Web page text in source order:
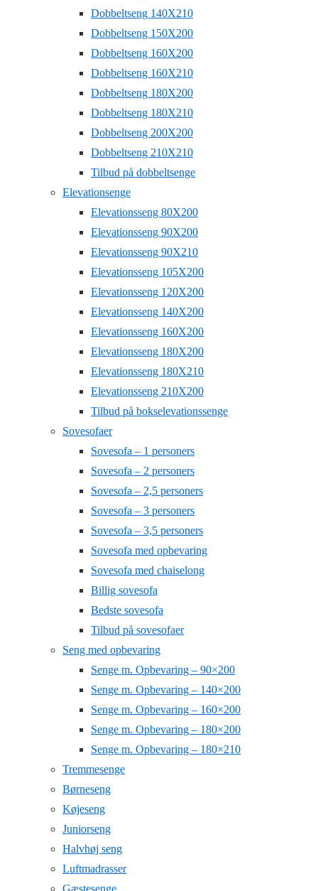
Dobbeltseng 140X210
Dobbeltseng 150X200
Dobbeltseng 160X200
Dobbeltseng 160X210
Dobbeltseng 180X200
Dobbeltseng 180X210
Dobbeltseng 200X200
Dobbeltseng 210X210
Tilbud på dobbeltsenge
Elevationsenge
Elevationsseng 80X200
Elevationsseng 90X200
Elevationsseng 90X210
Elevationsseng 105X200
Elevationsseng 120X200
Elevationsseng 140X200
Elevationsseng 160X200
Elevationsseng 180X200
Elevationsseng 180X210
Elevationsseng 210X200
Tilbud på bokselevationssenge
Sovesofaer
Sovesofa – 1 personers
Sovesofa – 2 personers
Sovesofa – 2,5 personers
Sovesofa – 3 personers
Sovesofa – 3,5 personers
Sovesofa med opbevaring
Sovesofa med chaiselong
Billig sovesofa
Bedste sovesofa
Tilbud på sovesofaer
Seng med opbevaring
Senge m. Opbevaring – 90×200
Senge m. Opbevaring – 140×200
Senge m. Opbevaring – 160×200
Senge m. Opbevaring – 180×200
Senge m. Opbevaring – 180×210
Tremmesenge
Børneseng
Køjeseng
Juniorseng
Halvhøj seng
Luftmadrasser
Gæstesenge